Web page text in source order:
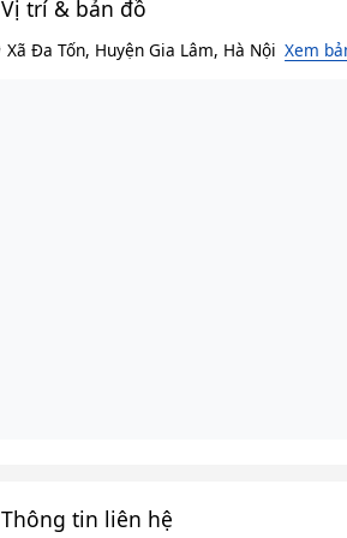
Vị trí & bản đồ
Xã Đa Tốn, Huyện Gia Lâm, Hà Nội Xem
Thông tin liên hệ